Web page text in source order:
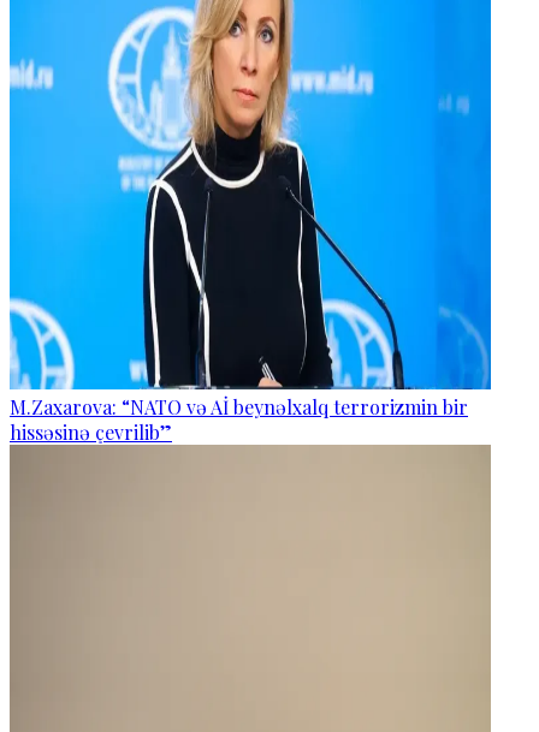
M.Zaxarova: “NATO və Aİ beynəlxalq terrorizmin bir
hissəsinə çevrilib”